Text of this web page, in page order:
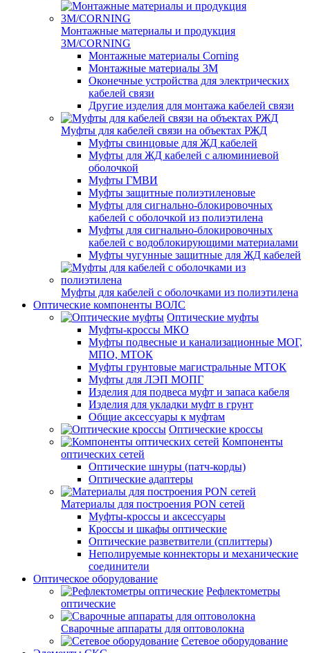
Монтажные материалы и продукция
3M/CORNING
Монтажные материалы Corning
Монтажные материалы 3M
Оконечные устройства для электрических
кабелей связи
Другие изделия для монтажа кабелей связи
Муфты для кабелей связи на объектах РЖД
Муфты свинцовые для ЖД кабелей
Муфты для ЖД кабелей с алюминиевой
оболочкой
Муфты ГМВИ
Муфты защитные полиэтиленовые
Муфты для сигнально-блокировочных
кабелей с оболочкой из полиэтилена
Муфты для сигнально-блокировочных
кабелей с водоблокирующими материалами
Муфты чугунные защитные для ЖД кабелей
Муфты для кабелей с оболочками из полиэтилена
Оптические компоненты ВОЛС
Оптические муфты
Муфты-кроссы МКО
Муфты подвесные и канализационные МОГ,
МПО, МТОК
Муфты грунтовые магистральные МТОК
Муфты для ЛЭП МОПГ
Изделия для подвеса муфт и запаса кабеля
Изделия для укладки муфт в грунт
Общие аксессуары к муфтам
Оптические кроссы
Компоненты
оптических сетей
Оптические шнуры (патч-корды)
Оптические адаптеры
Материалы для построения PON сетей
Муфты-кроссы и аксессуары
Кроссы и шкафы оптические
Оптические разветвители (сплиттеры)
Неполируемые коннекторы и механические
соединители
Оптическое оборудование
Рефлектометры
оптические
Сварочные аппараты для оптоволокна
Сетевое оборудование